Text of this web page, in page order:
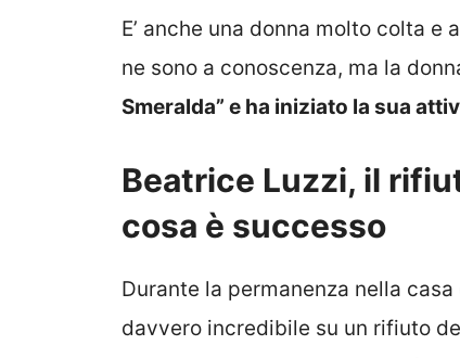
E’ anche una donna molto colta
ne sono a conoscenza, ma la
Smeralda” e ha iniziato la sua
Beatrice Luzzi, il
cosa è successo
Durante la permanenza nella
davvero incredibile su un rifiuto